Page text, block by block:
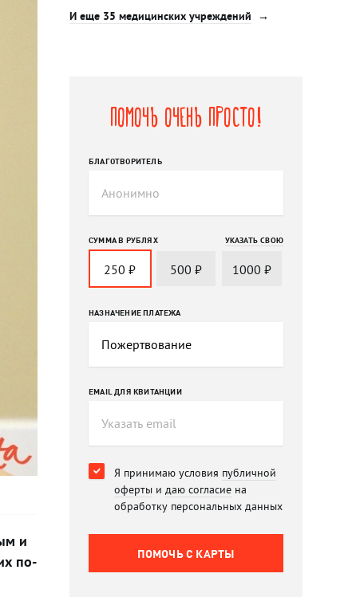
и
по-
И еще 35 медицинских учреждений
Помочь очень просто!
БЛАГОТВОРИТЕЛЬ
СУММА В РУБЛЯХ
250₽ 500 ₽ 1000₽
УКАЗАТЬ СВОЮ
НАЗНАЧЕНИЕ ПЛАТЕЖА
EMAIL ДЛЯ КВИТАНЦИИ
Я принимаю условия публичной
оферты и даю согласие на
обработку персональных данных
ПОМОЧЬ C КАРТЫ